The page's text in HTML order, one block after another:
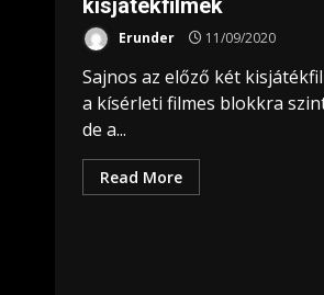
kisjátékfilmek
Erunder 11/09/2020
Sajnos az előző két
a kísérleti filmes blokkra
de a...
Read More